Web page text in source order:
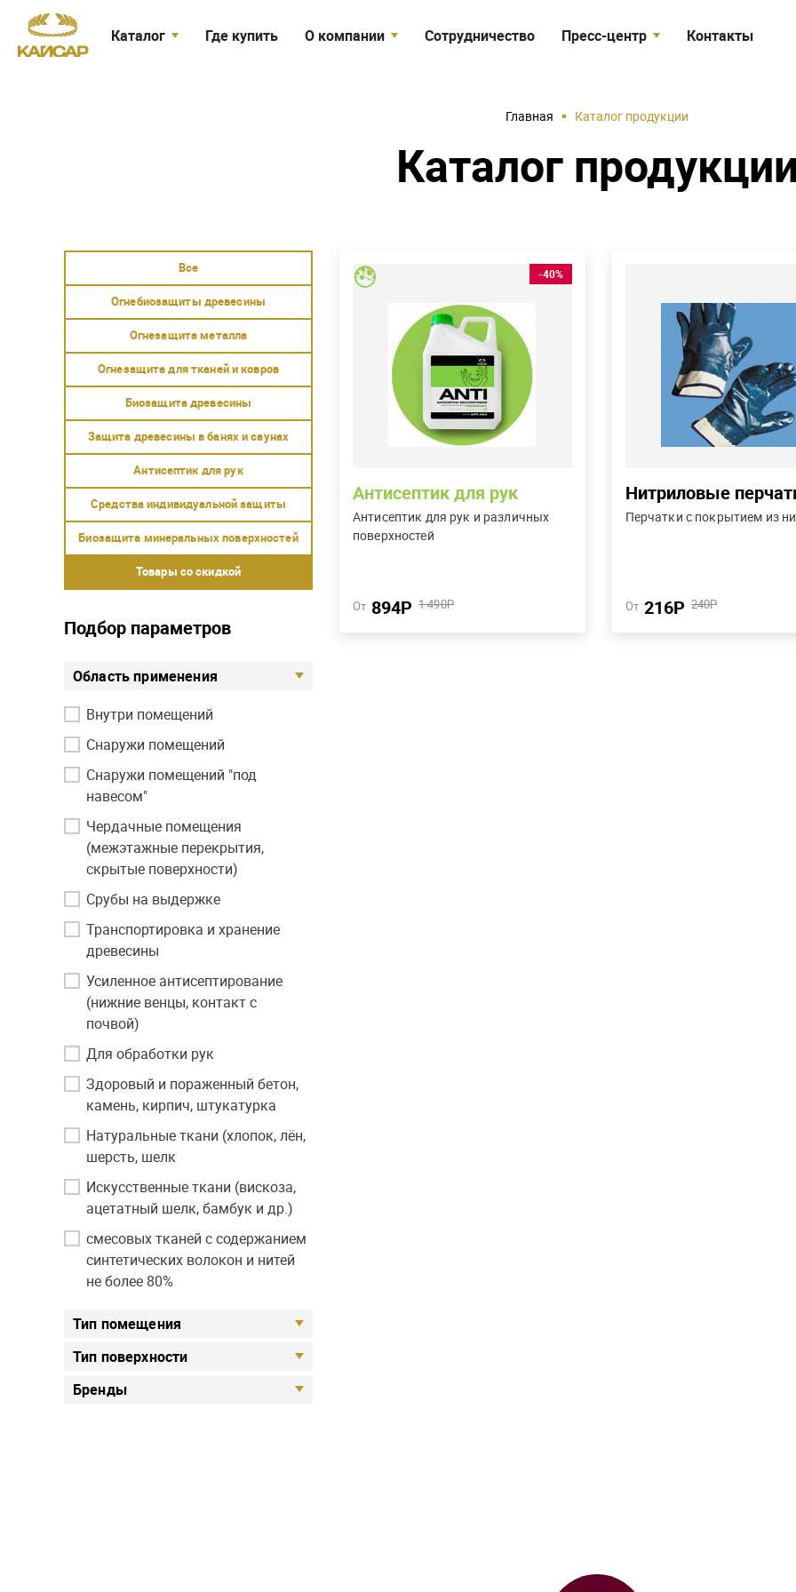
Каталог
поверхностей
Антисептик для рук
Товары со скидкой
Где купить О компании
Доставка
Сотрудничество Пресс-центр Контакты
Главная Каталог продукции
Каталог
Подбор параметров
Область применения
Внутри помещений
Снаружи помещений
Снаружи помещений "под
навесом"
Чердачные помещения
(межэтажные перекрытия,
скрытые поверхности)
Срубы на выдержке
Транспортировка и хранение
древесины
Усиленное антисептирование
(нижние венцы, контакт с
почвой)
Для обработки рук
Здоровый и пораженный бетон,
камень, кирпич, штукатурка
Натуральные ткани (хлопок, лён,
шерсть, шелк
Искусственные ткани (вискоза,
ацетатный шелк, бамбук и др.)
смесовых тканей с содержанием
синтетических волокон и нитей
не более 80%
Тип помещения
Тип поверхности
Бренды
-40%
Антисептик для рук
Антисептик для рук и различных
поверхностей
От 894Р 1 490Р
Антисептик для рук
Дезинфицирующее бесспиртовое
средство против вирусов,
бактерий и грибков.
Для обеззараживания рук и
любых поверхностей
Купить в один клик
Подробнее
Нитриловые
Перчатки с покрытием из
От 216Р 240Р
Расход
Нитриловые перчатки на х/б
основе с манжетой – крага.
Способны обеспечить
защиту от кислот и щелочей
слабой концентрации,
продуктов
Подробнее